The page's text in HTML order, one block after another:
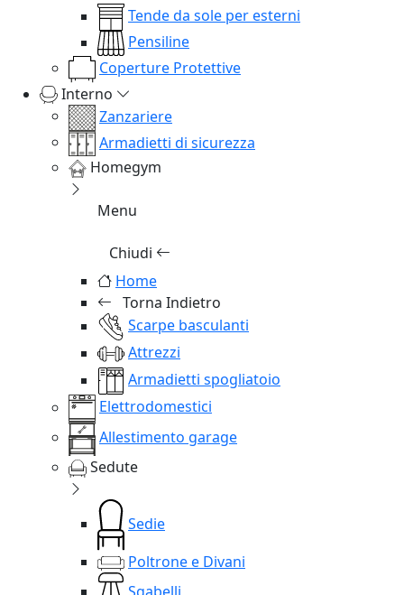
Tende da sole per esterni
Pensiline
Coperture Protettive
Interno
Zanzariere
Armadietti di sicurezza
Homegym
Menu
Chiudi
Home
Torna Indietro
Scarpe basculanti
Attrezzi
Armadietti spogliatoio
Elettrodomestici
Allestimento garage
Sedute
Sedie
Poltrone e Divani